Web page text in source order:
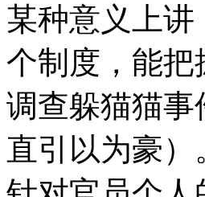
某种意义上
个制度，能
调查躲猫猫
直引以为豪